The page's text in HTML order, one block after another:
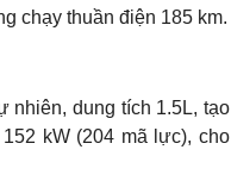
chạy thuần điện 185 km.
nhiên, dung tích 1.5L, tạo
kW (204 mã lực), cho